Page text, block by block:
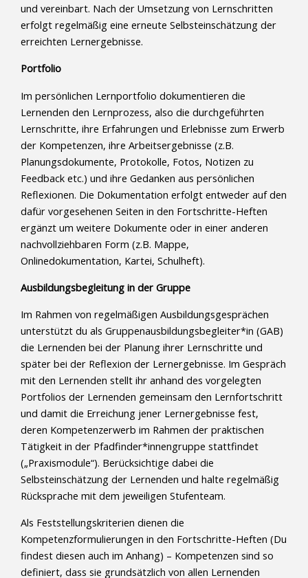
und vereinbart. Nach der Umsetzung von Lernschritten
erfolgt regelmäßig eine erneute Selbsteinschätzung der
erreichten Lernergebnisse.
Portfolio
Im persönlichen Lernportfolio dokumentieren die
Lernenden den Lernprozess, also die durchgeführten
Lernschritte, ihre Erfahrungen und Erlebnisse zum Erwerb
der Kompetenzen, ihre Arbeitsergebnisse (z.B.
Planungsdokumente, Protokolle, Fotos, Notizen zu
Feedback etc.) und ihre Gedanken aus persönlichen
Reflexionen. Die Dokumentation erfolgt entweder auf den
dafür vorgesehenen Seiten in den Fortschritte-Heften
ergänzt um weitere Dokumente oder in einer anderen
nachvollziehbaren Form (z.B. Mappe,
Onlinedokumentation, Kartei, Schulheft).
Ausbildungsbegleitung in der Gruppe
Im Rahmen von regelmäßigen Ausbildungsgesprächen
unterstützt du als Gruppenausbildungsbegleiter*in (GAB)
die Lernenden bei der Planung ihrer Lernschritte und
später bei der Reflexion der Lernergebnisse. Im Gespräch
mit den Lernenden stellt ihr anhand des vorgelegten
Portfolios der Lernenden gemeinsam den Lernfortschritt
und damit die Erreichung jener Lernergebnisse fest,
deren Kompetenzerwerb im Rahmen der praktischen
Tätigkeit in der Pfadfinder*innengruppe stattfindet
(„Praxismodule“). Berücksichtige dabei die
Selbsteinschätzung der Lernenden und halte regelmäßig
Rücksprache mit dem jeweiligen Stufenteam.
Als Feststellungskriterien dienen die
Kompetenzformulierungen in den Fortschritte-Heften (Du
findest diesen auch im Anhang) – Kompetenzen sind so
definiert, dass sie grundsätzlich von allen Lernenden